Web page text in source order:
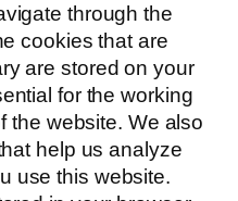
through the
cookies that are
are stored on your
for the working
the website. We also
help us analyze
use this website.